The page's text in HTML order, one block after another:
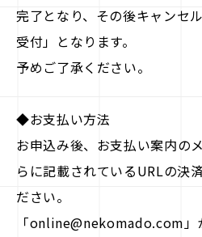
完了となり、その後キャンセ
受付」となります。
予めご了承ください。
◆お支払い方法
お申込み後、お支払い案内の
らに記載されているURLの決
ださい。
「online@nekomado.com」